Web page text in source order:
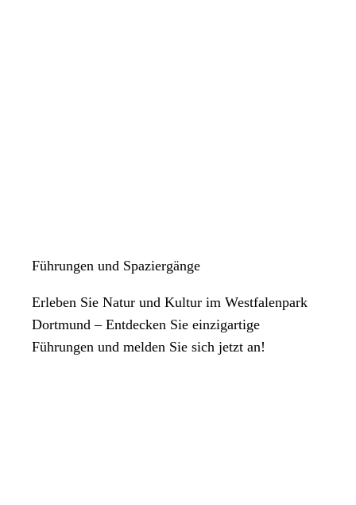
Führungen und Spaziergänge
Erleben Sie Natur und Kultur im Westfalenpark
Dortmund – Entdecken Sie einzigartige
Führungen und melden Sie sich jetzt an!